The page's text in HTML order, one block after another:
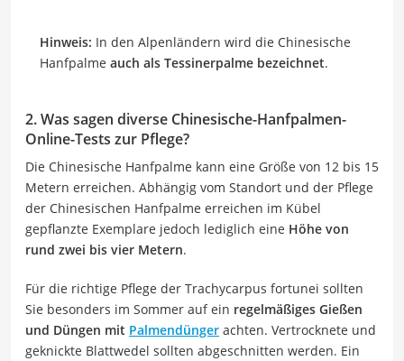
Hinweis: In den Alpenländern wird die Chinesische
Hanfpalme auch als Tessinerpalme bezeichnet.
2. Was sagen diverse Chinesische-Hanfpalmen-
Online-Tests zur Pflege?
Die Chinesische Hanfpalme kann eine Größe von 12 bis 15
Metern erreichen. Abhängig vom Standort und der Pflege
der Chinesischen Hanfpalme erreichen im Kübel
gepflanzte Exemplare jedoch lediglich eine Höhe von
rund zwei bis vier Metern.
Für die richtige Pflege der Trachycarpus fortunei sollten
Sie besonders im Sommer auf ein regelmäßiges Gießen
und Düngen mit Palmendünger achten. Vertrocknete und
geknickte Blattwedel sollten abgeschnitten werden. Ein